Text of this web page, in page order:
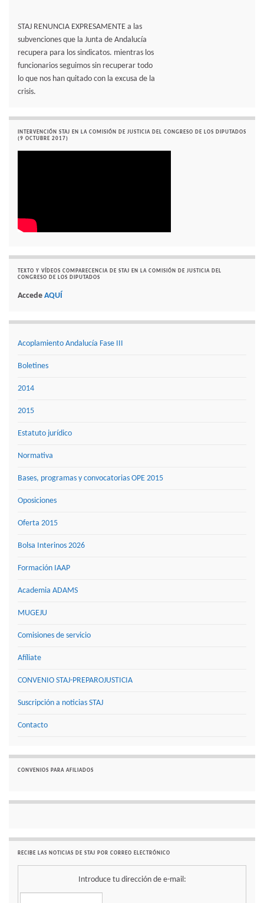
STAJ RENUNCIA EXPRESAMENTE a las
subvenciones que la Junta de Andalucía
recupera para los sindicatos. mientras los
funcionarios seguimos sin recuperar todo
lo que nos han quitado con la excusa de la
crisis.
INTERVENCIÓN STAJ EN LA COMISIÓN DE JUSTICIA DEL CONGRESO DE LOS DIPUTADOS
(9 OCTUBRE 2017)
TEXTO Y VÍDEOS COMPARECENCIA DE STAJ EN LA COMISIÓN DE JUSTICIA DEL
CONGRESO DE LOS DIPUTADOS
Accede AQUÍ
Acoplamiento Andalucía Fase III
Boletines
2014
2015
Estatuto jurídico
Normativa
Bases, programas y convocatorias OPE 2015
Oposiciones
Oferta 2015
Bolsa Interinos 2026
Formación IAAP
Academia ADAMS
MUGEJU
Comisiones de servicio
Afíliate
CONVENIO STAJ-PREPAROJUSTICIA
Suscripción a noticias STAJ
Contacto
CONVENIOS PARA AFILIADOS
RECIBE LAS NOTICIAS DE STAJ POR CORREO ELECTRÓNICO
Introduce tu dirección de e-mail: